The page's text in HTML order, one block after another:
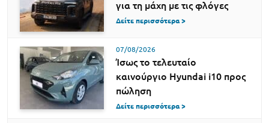
για τη μάχη με τις φλόγες
Δείτε περισσότερα >
07/08/2026
Ίσως το τελευταίο
καινούργιο Hyundai i10 προς
πώληση
Δείτε περισσότερα >